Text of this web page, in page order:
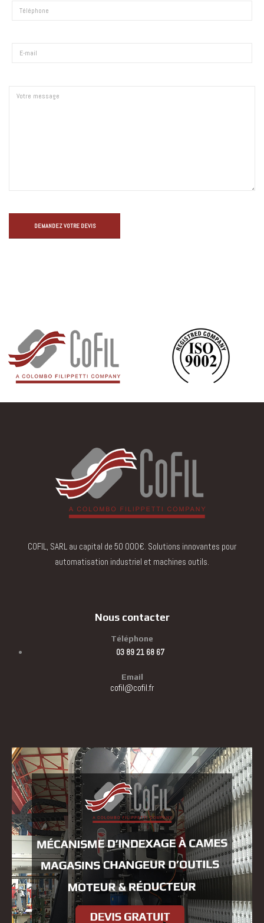
COFIL, SARL au capital de 50 000€. Solutions innovantes pour
automatisation industriel et machines outils.
Nous contacter
Téléphone
03 89 21 68 67
Email
cofil@cofil.fr